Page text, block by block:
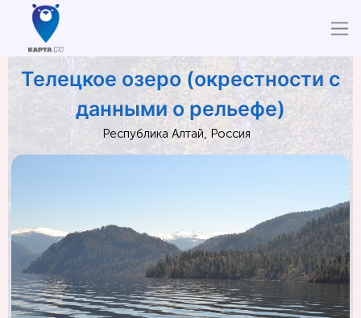
Телецкое озеро (окрестности с
данными о рельефе)
Республика Алтай, Россия